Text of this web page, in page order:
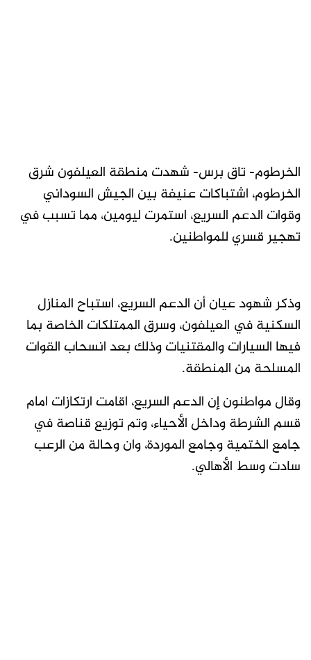
الخرطوم- تاق برس- شهدت منطقة العيلفون شرق
الخرطوم، اشتباكات عنيفة بين الجيش السوداني
وقوات الدعم السريع، استمرت ليومين، مما تسبب في
تهجير قسري للمواطنين.
وذكر شهود عيان أن الدعم السريع، استباح المنازل
السكنية في العيلفون، وسرق الممتلكات الخاصة بما
فيها السيارات والمقتنيات وذلك بعد انسحاب القوات
المسلحة من المنطقة.
وقال مواطنون إن الدعم السريع، اقامت ارتكازات امام
قسم الشرطة وداخل الأحياء، وتم توزيع قناصة في
جامع الختمية وجامع الموردة، وان وحالة من الرعب
سادت وسط الأهالي.